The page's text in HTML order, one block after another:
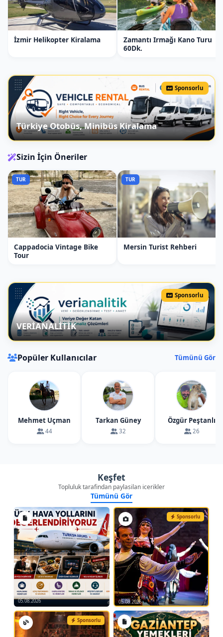
İzmir Helikopter Kiralama
Zamantı Irmağı Kano Turu
60Dk.
Sponsorlu
Türkiye Otobüs, Minibüs Kiralama
Sizin İçin Öneriler
TUR
Cappadocia Vintage Bike
Tour
TUR
Mersin Turist Rehberi
Sponsorlu
VERİANALİTİK
Popüler Kullanıcılar Tümünü Gör
Mehmet Uçman
44
Tarkan Güney
32
Özgür Peştanlı
26
Keşfet
Topluluk tarafindan paylasilan icerikler
Tümünü Gör
05.08.2026
Sponsorlu
05.08.2026
Sponsorlu